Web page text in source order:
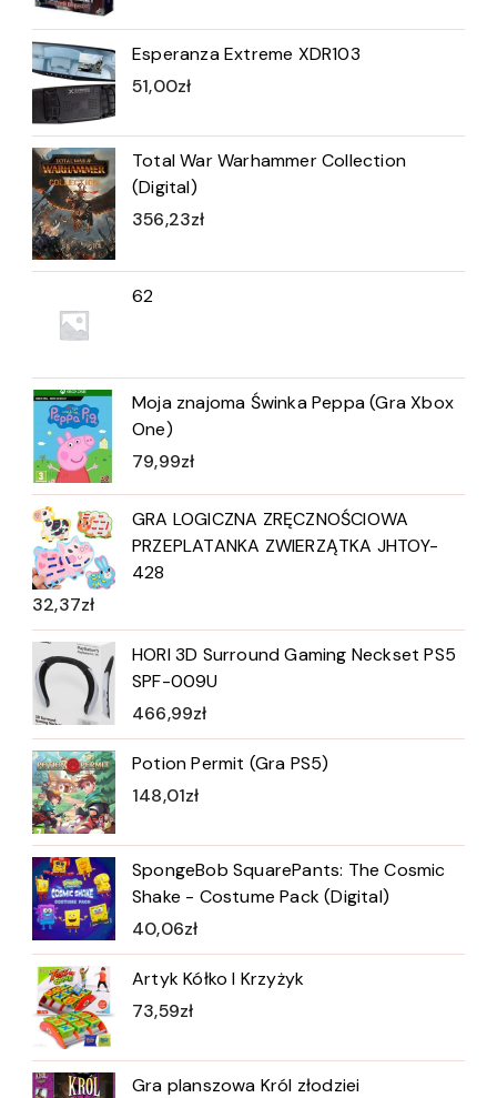
Esperanza Extreme XDR103
51,00zł
Total War Warhammer Collection
(Digital)
356,23zł
62
Moja znajoma Świnka Peppa (Gra Xbox
One)
79,99zł
GRA LOGICZNA ZRĘCZNOŚCIOWA
PRZEPLATANKA ZWIERZĄTKA JHTOY-
428
32,37zł
HORI 3D Surround Gaming Neckset PS5
SPF-009U
466,99zł
Potion Permit (Gra PS5)
148,01zł
SpongeBob SquarePants: The Cosmic
Shake - Costume Pack (Digital)
40,06zł
Artyk Kółko I Krzyżyk
73,59zł
Gra planszowa Król złodziei